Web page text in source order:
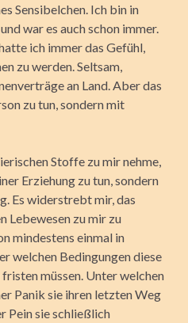
Sensibelchen. Ich bin in
war es auch schon immer.
ich immer das Gefühl,
zu werden. Seltsam,
an Land. Aber das
zu tun, sondern mit
Stoffe zu mir nehme,
Erziehung zu tun, sondern
Es widerstrebt mir, das
Lebewesen zu mir zu
mindestens einmal in
welchen Bedingungen diese
müssen. Unter welchen
Panik sie ihren letzten Weg
Pein sie schließlich